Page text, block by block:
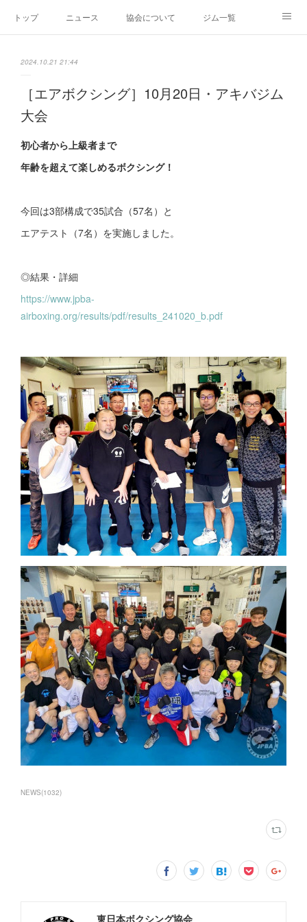
トップ ニュース 協会について ジム一覧
2024.10.21 21:44
［エアボクシング］10月20日・アキバジム
大会
初心者から上級者まで
年齢を超えて楽しめるボクシング！
今回は3部構成で35試合（57名）と
エアテスト（7名）を実施しました。
◎結果・詳細
https://www.jpba-
airboxing.org/results/pdf/results_241020_b.pdf
NEWS(1032)
東日本ボクシング協会